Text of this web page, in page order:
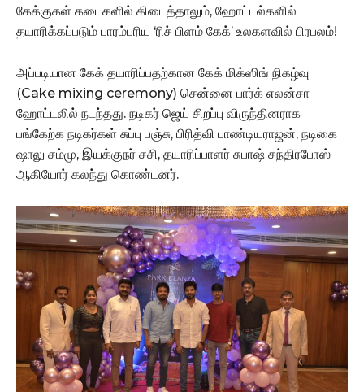
கேக்குகள் கடைகளில் கிடைத்தாலும், ஹோட்டல்களில்
தயாரிக்கப்படும் பாரம்பரிய ‘ரிச் பிளம் கேக்’ உலகளவில் பிரபலம்!
அப்படியான கேக் தயாரிப்பதற்கான கேக் மிக்ஸிங் நிகழ்வு
(Cake mixing ceremony) சென்னை பார்க் எலன்சா
ஹோட்டலில் நடந்தது. நடிகர் ஜெய் சிறப்பு விருந்தினராக
பங்கேற்க நடிகர்கள் சுப்பு பஞ்சு, பிரித்வி பாண்டியராஜன், நடிகை
ஷாலு சம்மு, இயக்குநர் சசி, தயாரிப்பாளர் சுபாஷ் சந்திரபோஸ்
ஆகியோர் கலந்து கொண்டனர்.